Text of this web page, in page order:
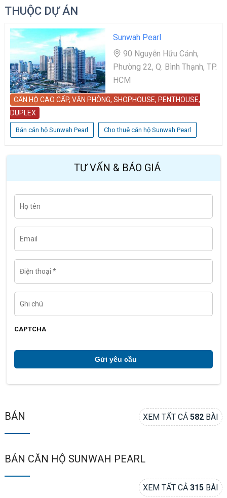
THUỘC DỰ ÁN
Sunwah Pearl
90 Nguyễn Hữu Cảnh,
Phường 22, Q. Bình Thạnh, TP.
HCM
CĂN HỘ CAO CẤP, VĂN PHÒNG, SHOPHOUSE, PENTHOUSE,
DUPLEX
Bán căn hộ Sunwah Pearl Cho thuê căn hộ Sunwah Pearl
TƯ VẤN & BÁO GIÁ
H
n
E
lĐ
t
i
G
h
CAPTCHA
BÁN XEM TẤT CẢ582 BÀI
BÁN CĂN HỘ SUNWAH PEARL
XEM TẤT CẢ315 BÀI